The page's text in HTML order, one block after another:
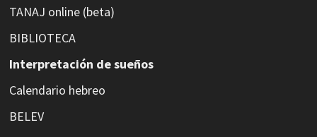
TANAJ online (beta)
BIBLIOTECA
Interpretación de sueños
Calendario hebreo
BELEV